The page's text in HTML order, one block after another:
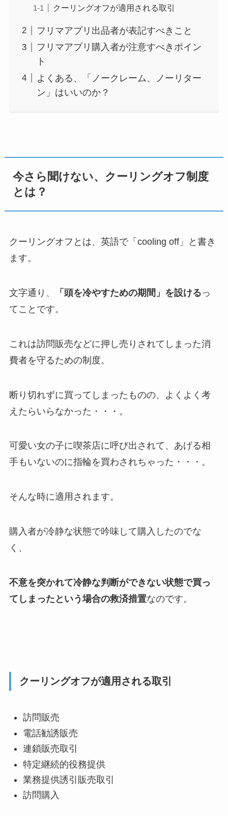
クーリングオフが適用される取引
フリマアプリ出品者が表記すべきこと
フリマアプリ購入者が注意すべきポイン
ト
よくある、「ノークレーム、ノーリター
ン」はいいのか？
今さら聞けない、クーリングオフ制度
とは？
クーリングオフとは、英語で「cooling off」と書き
ます。
文字通り、 「頭を冷やすための期間」を設けるっ
てことです。
これは訪問販売などに押し売りされてしまった消
費者を守るための制度。
断り切れずに買ってしまったものの、よくよく考
えたらいらなかった・・・。
可愛い女の子に喫茶店に呼び出されて、あげる相
手もいないのに指輪を買わされちゃった・・・。
そんな時に適用されます。
購入者が冷静な状態で吟味して購入したのでな
く、
不意を突かれて冷静な判断ができない状態で買っ
てしまったという場合の救済措置なのです。
クーリングオフが適用される取引
訪問販売
電話勧誘販売
連鎖販売取引
特定継続的役務提供
業務提供誘引販売取引
訪問購入